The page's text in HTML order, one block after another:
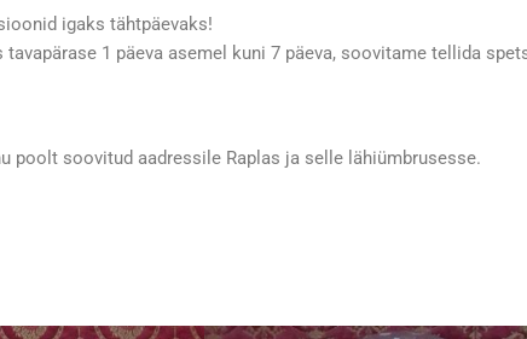
igaks tähtpäevaks!
1 päeva asemel kuni 7 päeva, soovitame tellida
soovitud aadressile Raplas ja selle lähiümbrusesse.